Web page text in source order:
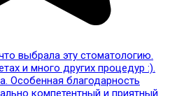
выбрала эту стоматологию.
и много других процедур :).
Особенная благодарность
компетентный и приятный